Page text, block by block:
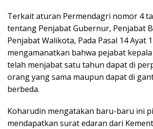
Terkait aturan Permendagri nomor 4
tentang Penjabat Gubernur, Penjabat
Penjabat Walikota, Pada Pasal 14 Ayat 1
mengamanatkan bahwa pejabat
telah menjabat satu tahun dapat di
orang yang sama maupun dapat di
berbeda.
Koharudin mengatakan baru-baru ini
mendapatkan surat edaran dari